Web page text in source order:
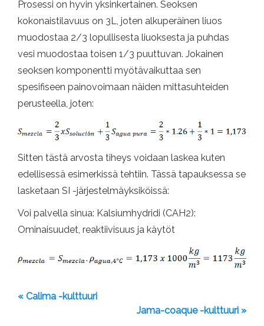
Prosessi on hyvin yksinkertainen. Seoksen
kokonaistilavuus on 3L, joten alkuperäinen liuos
muodostaa 2/3 lopullisesta liuoksesta ja puhdas
vesi muodostaa toisen 1/3 puuttuvan. Jokainen
seoksen komponentti myötävaikuttaa sen
spesifiseen painovoimaan näiden mittasuhteiden
perusteella, joten:
Sitten tästä arvosta tiheys voidaan laskea kuten
edellisessä esimerkissä tehtiin. Tässä tapauksessa se
lasketaan SI -järjestelmäyksiköissä:
Voi palvella sinua: Kalsiumhydridi (CAH2):
Ominaisuudet, reaktiivisuus ja käytöt
« Calima -kulttuuri
Jama-coaque -kulttuuri »